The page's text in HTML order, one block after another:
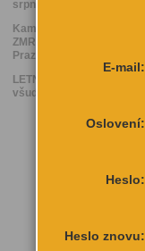
srpnu ZADARMO
Kam na nejlepší
ZMRZLINU v
Praze
LETNÍ KINA: Kde
všude se promítá
E-mail:
Oslovení:
Heslo:
Heslo znovu: